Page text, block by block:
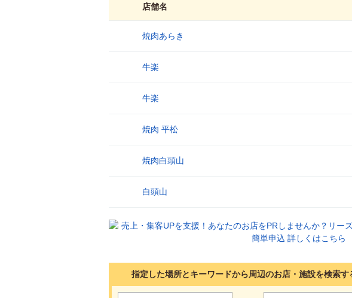
店舗名
焼肉あらき
牛楽
牛楽
焼肉 平松
焼肉白頭山
白頭山
指定した場所とキーワードから周辺のお店・施設を検索す